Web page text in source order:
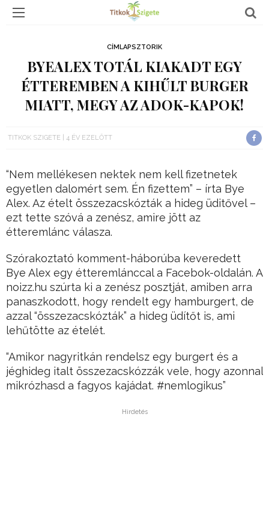
CÍMLAPSZTORIK
BYEALEX TOTÁL KIAKADT EGY
ÉTTEREMBEN A KIHŰLT BURGER
MIATT, MEGY AZ ADOK-KAPOK!
TITKOK SZIGETE 4 ÉV EZELŐTT
“Nem mellékesen nektek nem kell fizetnetek
egyetlen dalomért sem. Én fizettem” – írta Bye
Alex. Az ételt összezacskózták a hideg üditővel –
ezt tette szóvá a zenész, amire jött az
étteremlánc válasza.
Szórakoztató komment-háborúba keveredett
Bye Alex egy étteremlánccal a Facebok-oldalán. A
noizz.hu szúrta ki a zenész posztját, amiben arra
panaszkodott, hogy rendelt egy hamburgert, de
azzal “összezacskózták” a hideg üdítőt is, ami
lehűtötte az ételét.
“Amikor nagyritkán rendelsz egy burgert és a
jéghideg italt összezacskózzák vele, hogy azonnal
mikrózhasd a fagyos kajádat. #nemlogikus”
Hirdetés